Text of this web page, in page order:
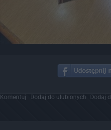
Komentuj Dodaj do ulubionych Dodaj